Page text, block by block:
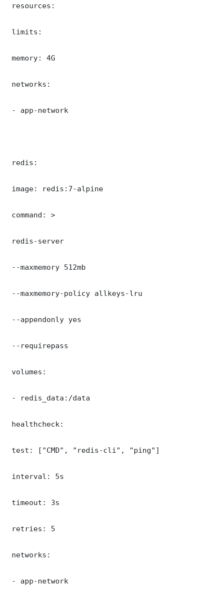
resources:
limits:
memory: 4G
networks:
- app-network
redis:
image: redis:7-alpine
command: >
redis-server
--maxmemory 512mb
--maxmemory-policy allkeys-lru
--appendonly yes
--requirepass
volumes:
- redis_data:/data
healthcheck:
test: ["CMD", "redis-cli", "ping"]
interval: 5s
timeout: 3s
retries: 5
networks:
- app-network